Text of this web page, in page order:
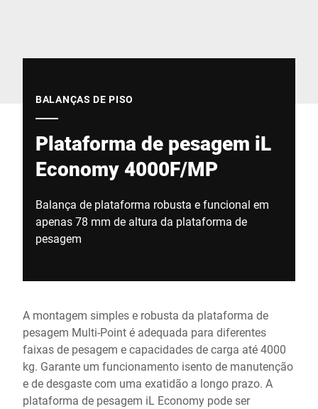
BALANÇAS DE PISO
Plataforma de pesagem iL
Economy 4000F/MP
Balança de plataforma robusta e funcional em
apenas 78 mm de altura da plataforma de
pesagem
A montagem simples e robusta da plataforma de
pesagem Multi-Point é adequada para diferentes
faixas de pesagem e capacidades de carga até 4000
kg. Garante um funcionamento isento de manutenção
e de desgaste com uma exatidão a longo prazo. A
plataforma de pesagem iL Economy pode ser